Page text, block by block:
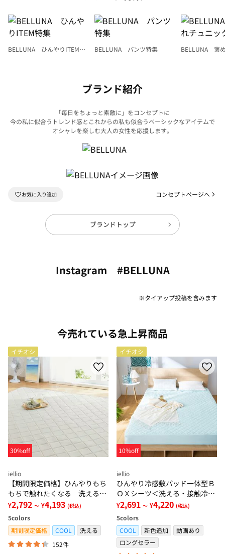
BELLUNA ひんやりITEM特
BELLUNA パンツ特集
BELLUNA 褒
ブランド紹介
「毎日をちょっと素敵に」をコンセプトに
今の私に似合うトレンド感とこれからの私も似合うベーシックなアイテムで
オシャレを楽しむ大人の女性を応援します。
コンセプトページへ
ブランドトップ
Instagram #BELLUNA
※タイアップ投稿を含みます
今売れている急上昇商品
イチオシ
30%off
iellio
【期間限定価格】ひんやりもち
もちで触れたくなる 洗えるラ
グ＜低反発・滑りにくい・接触
冷感・防ダニ・カーペット＞
¥2,792 ～ ¥4,193 (税込)
5colors
期間限定価格
COOL
洗える
152件
イチオシ
10%off
iellio
ひんやり冷感敷パッド一体型Ｂ
ＯＸシーツ＜洗える・接触冷
感・抗菌防臭・時短・家事楽・
ボックスシーツ・寝苦しさ対策
＞
¥2,691 ～ ¥4,220 (税込)
5colors
COOL
新色追加
動画あり
ロングセラー